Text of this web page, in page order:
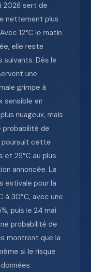
2026 sert de
nettement plus
12°C le matin
elle reste
suivants. Dès le
une
grimpe à
sensible en
nuageux, mais
probabilité de
poursuit cette
et 29°C au plus
annoncée. La
estivale pour la
à 30°C, avec une
puis le 24 mai
probabilité de
montrent que la
si le risque